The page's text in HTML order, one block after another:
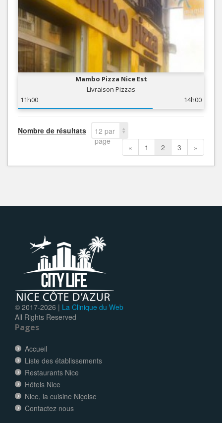
Mambo Pizza Nice Est
Livraison Pizzas
11h00
14h00
Nombre de résultats
12 par
page
« 1 2 3 »
© 2017-2026 | La Clinique du Web
All Rights Reserved
Pages
Accueil
Liste des établissements
Restaurants Nice
Hôtels Nice
Nice, la cuisine Niçoise
Contactez nous